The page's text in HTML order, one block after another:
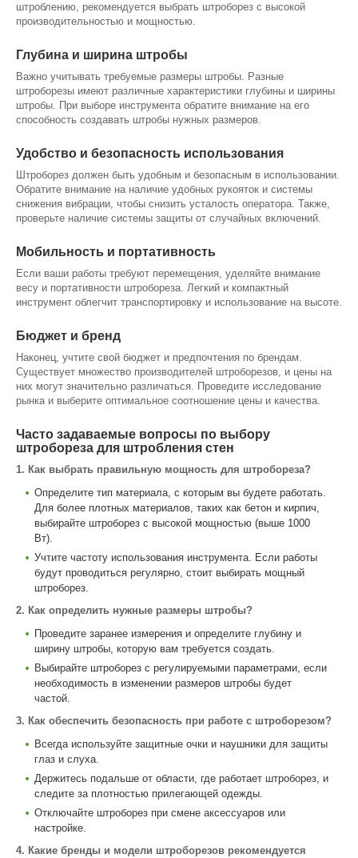
штроблению, рекомендуется выбрать штроборез с высокой
производительностью и мощностью.
Глубина и ширина штробы
Важно учитывать требуемые размеры штробы. Разные
штроборезы имеют различные характеристики глубины и ширины
штробы. При выборе инструмента обратите внимание на его
способность создавать штробы нужных размеров.
Удобство и безопасность использования
Штроборез должен быть удобным и безопасным в использовании.
Обратите внимание на наличие удобных рукояток и системы
снижения вибрации, чтобы снизить усталость оператора. Также,
проверьте наличие системы защиты от случайных включений.
Мобильность и портативность
Если ваши работы требуют перемещения, уделяйте внимание
весу и портативности штробореза. Легкий и компактный
инструмент облегчит транспортировку и использование на высоте.
Бюджет и бренд
Наконец, учтите свой бюджет и предпочтения по брендам.
Существует множество производителей штроборезов, и цены на
них могут значительно различаться. Проведите исследование
рынка и выберите оптимальное соотношение цены и качества.
Часто задаваемые вопросы по выбору
штробореза для штробления стен
1. Как выбрать правильную мощность для штробореза?
Определите тип материала, с которым вы будете работать.
Для более плотных материалов, таких как бетон и кирпич,
выбирайте штроборез с высокой мощностью (выше 1000
Вт).
Учтите частоту использования инструмента. Если работы
будут проводиться регулярно, стоит выбирать мощный
штроборез.
2. Как определить нужные размеры штробы?
Проведите заранее измерения и определите глубину и
ширину штробы, которую вам требуется создать.
Выбирайте штроборез с регулируемыми параметрами, если
необходимость в изменении размеров штробы будет
частой.
3. Как обеспечить безопасность при работе с штроборезом?
Всегда используйте защитные очки и наушники для защиты
глаз и слуха.
Держитесь подальше от области, где работает штроборез, и
следите за плотностью прилегающей одежды.
Отключайте штроборез при смене аксессуаров или
настройке.
4. Какие бренды и модели штроборезов рекомендуется